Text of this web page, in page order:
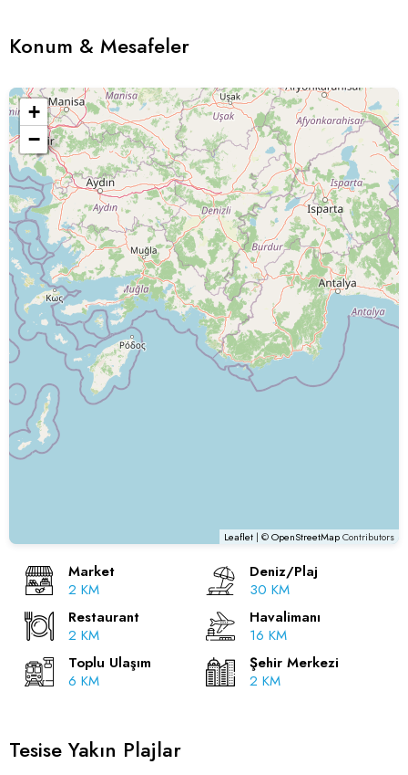
Konum & Mesafeler
+
−
Leaflet | ©OpenStreetMapContributors
Market
2 KM
Deniz/Plaj
30 KM
Restaurant
2 KM
Havalimanı
16 KM
Toplu Ulaşım
6 KM
Şehir Merkezi
2 KM
Tesise Yakın Plajlar